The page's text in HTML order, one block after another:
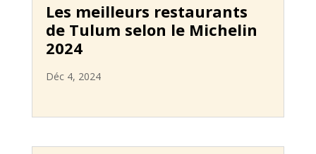
Les meilleurs restaurants
de Tulum selon le Michelin
2024
Déc 4, 2024